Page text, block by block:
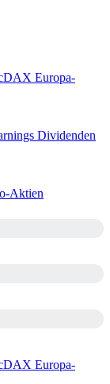
Europa-
Dividenden
Aktien
Europa-